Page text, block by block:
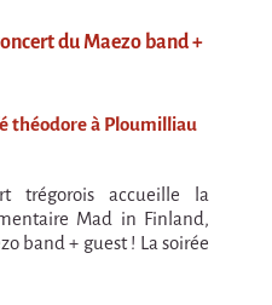
of Death)
du Maezo band +
théodore à Ploumilliau
trégorois accueille la
Mad in Finland,
band + guest ! La soirée